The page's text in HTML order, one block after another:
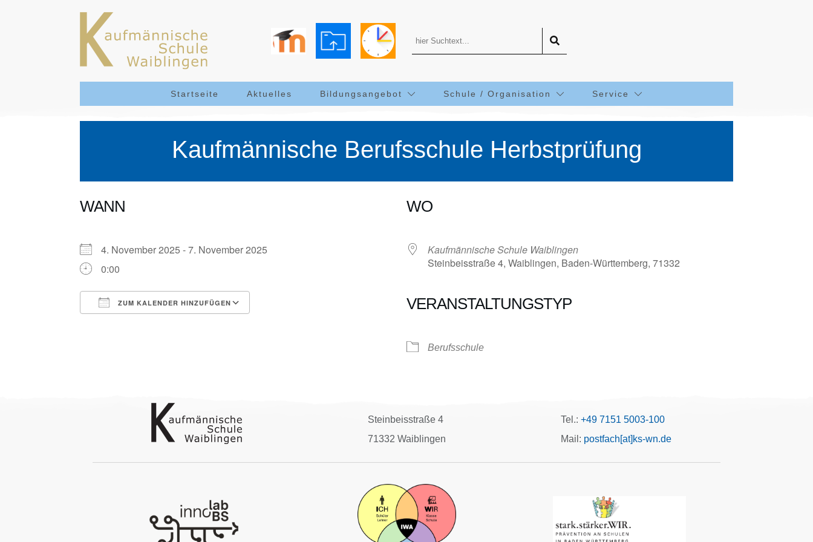
Startseite Aktuelles Bildungsangebot Schule / Organisation Service
Kaufmännische Berufsschule Herbstprüfung
WANN
4. November 2025 - 7. November 2025
0:00
ZUM KALENDER HINZUFÜGEN
WO
Kaufmännische Schule Waiblingen
Steinbeisstraße 4, Waiblingen, Baden-Württemberg, 71332
VERANSTALTUNGSTYP
Berufsschule
Steinbeisstraße 4
71332 Waiblingen
Tel.:+49 7151 5003-100
Mail: postfach[at]ks-wn.de